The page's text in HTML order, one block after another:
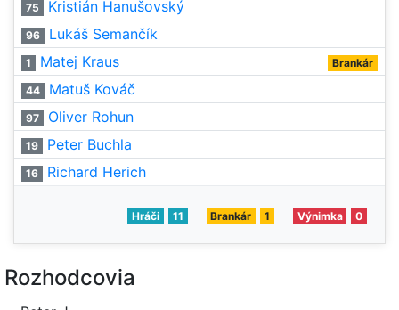
75 Kristián Hanušovský
96 Lukáš Semančík
1 Matej Kraus Brankár
44 Matuš Kováč
97 Oliver Rohun
19 Peter Buchla
16 Richard Herich
Hráči 11 Brankár 1 Výnimka 0
Rozhodcovia